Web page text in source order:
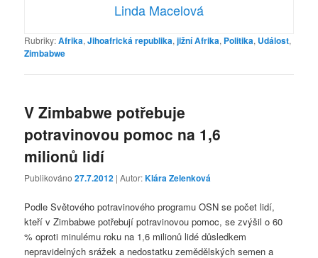
Linda Macelová
Rubriky:Afrika,Jihoafrická republika,jižní Afrika, Politika, Událost,
Zimbabwe
V Zimbabwe potřebuje
potravinovou pomoc na 1,6
milionů lidí
Publikováno27.7.2012 | Autor:Klára Zelenková
Podle Světového potravinového programu OSN se počet lidí,
kteří v Zimbabwe potřebují potravinovou pomoc, se zvýšil o 60
% oproti minulému roku na 1,6 milionů lidé důsledkem
nepravidelných srážek a nedostatku zemědělských semen a